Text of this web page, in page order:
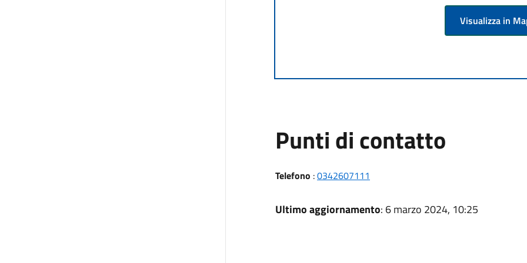
Visualizza in
Punti di contatto
Telefono :0342607111
Ultimo aggiornamento: 6 marzo 2024, 10:25